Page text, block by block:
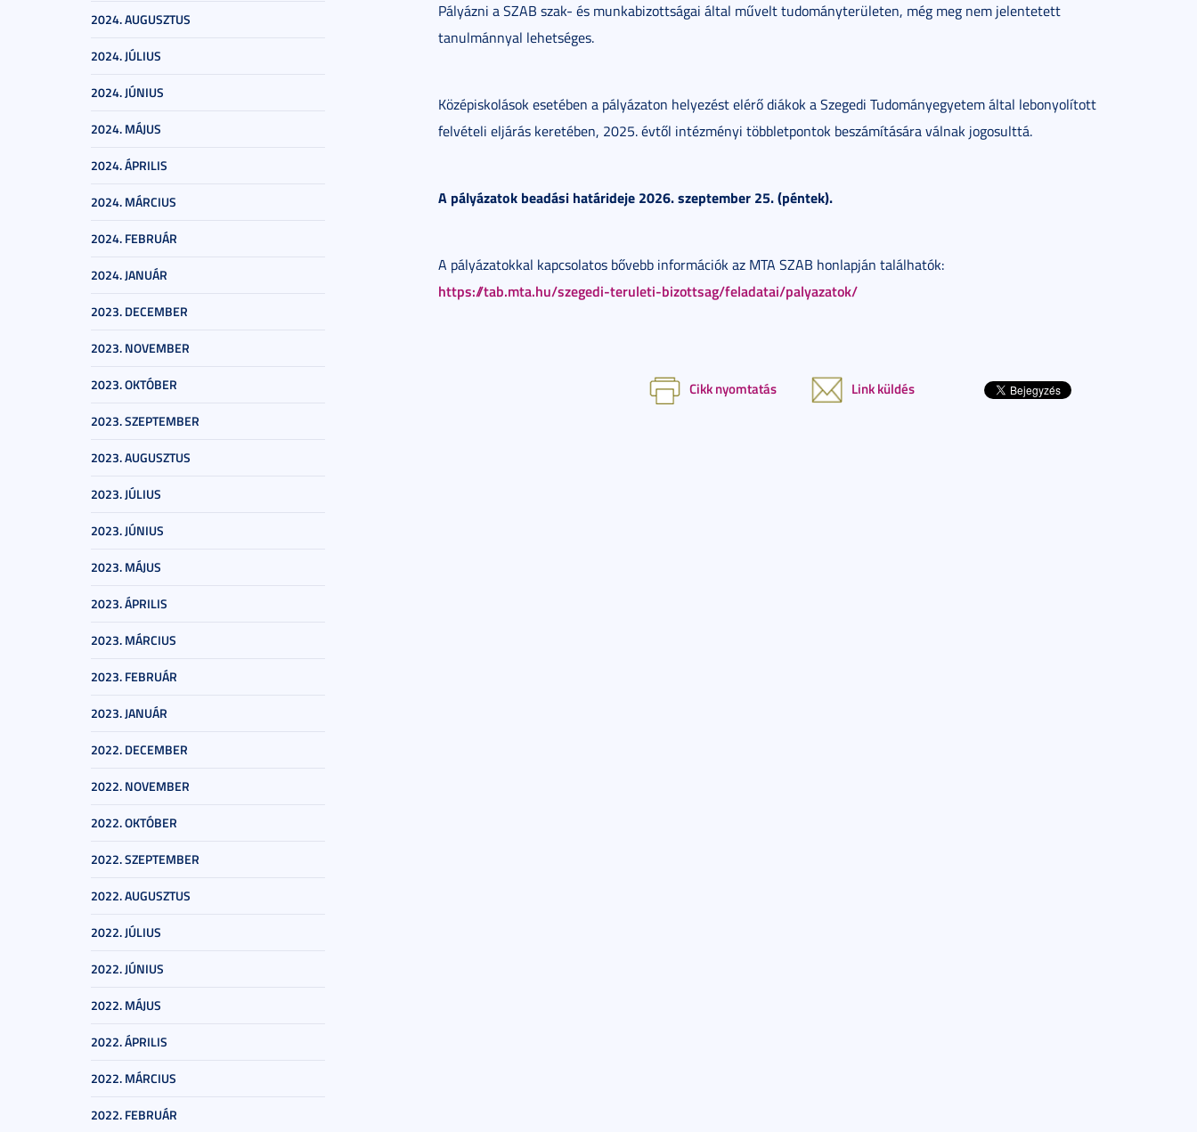
2024. AUGUSZTUS
2024. JÚLIUS
2024. JÚNIUS
2024. MÁJUS
2024. ÁPRILIS
2024. MÁRCIUS
2024. FEBRUÁR
2024. JANUÁR
2023. DECEMBER
2023. NOVEMBER
2023. OKTÓBER
2023. SZEPTEMBER
2023. AUGUSZTUS
2023. JÚLIUS
2023. JÚNIUS
2023. MÁJUS
2023. ÁPRILIS
2023. MÁRCIUS
2023. FEBRUÁR
2023. JANUÁR
2022. DECEMBER
2022. NOVEMBER
2022. OKTÓBER
2022. SZEPTEMBER
2022. AUGUSZTUS
2022. JÚLIUS
2022. JÚNIUS
2022. MÁJUS
2022. ÁPRILIS
2022. MÁRCIUS
2022. FEBRUÁR
Pályázni a SZAB szak- és munkabizottságai által művelt tudományterületen, még meg nem jelentetett
tanulmánnyal lehetséges.
Középiskolások esetében a pályázaton helyezést elérő diákok a Szegedi Tudományegyetem által lebonyolított
felvételi eljárás keretében, 2025. évtől intézményi többletpontok beszámítására válnak jogosulttá.
A pályázatok beadási határideje 2026. szeptember 25. (péntek).
A pályázatokkal kapcsolatos bővebb információk az MTA SZAB honlapján találhatók:
https://tab.mta.hu/szegedi-teruleti-bizottsag/feladatai/palyazatok/
Cikk nyomtatás Link küldés